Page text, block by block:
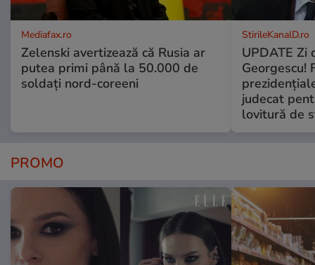
Mediafax.ro
Zelenski avertizează că Rusia ar
putea primi până la 50.000 de
soldați nord-coreeni
StirileKanalD.ro
UPDATE Zi
Georgescu!
judecat
lovitură de
PROMO